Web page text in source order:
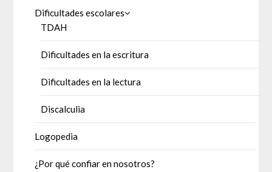
Dificultades escolares
TDAH
Dificultades en la escritura
Dificultades en la lectura
Discalculia
Logopedia
¿Por qué confiar en nosotros?